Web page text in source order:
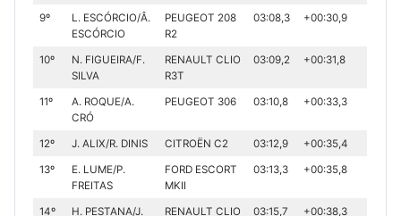
9º
L. ESCÓRCIO/Â.
ESCÓRCIO
PEUGEOT 208
R2
03:08,3 +00:30,9
10º
N. FIGUEIRA/F.
SILVA
RENAULT CLIO
R3T
03:09,2 +00:31,8
11º
A. ROQUE/A.
CRÓ
PEUGEOT 306 03:10,8 +00:33,3
12º J. ALIX/R. DINIS CITROËN C2 03:12,9 +00:35,4
13º
E. LUME/P.
FREITAS
FORD ESCORT
MKII
03:13,3 +00:35,8
14º
H. PESTANA/J.
RENAULT CLIO
03:15,7 +00:38,3